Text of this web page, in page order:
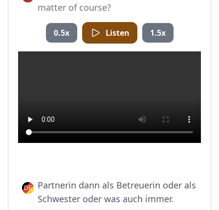
matter of course?
0.5x Listen 1.5x
Partnerin dann als Betreuerin oder als
Schwester oder was auch immer.